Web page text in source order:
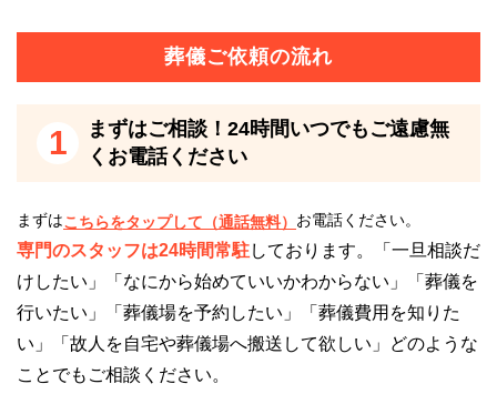
※掲載情報は、葬儀事業者の公式サイトなど、一般公
開されている情報を参照し編集したものです。変更
等、修正が必要な際には、
※斎場手配センターはこちら
大崎上島町火葬場大峰苑
葬儀ご依頼の流れ
1
まずはご相談！24時間いつでもご遠慮無
くお電話ください
まずはこちらをタップして（通話無料） お電話ください。
専門のスタッフは24時間常駐しております。「一旦相談だ
けしたい」「なにから始めていいかわからない」「葬儀を
行いたい」「葬儀場を予約したい」「葬儀費用を知りた
い」「故人を自宅や葬儀場へ搬送して欲しい」どのような
ことでもご相談ください。